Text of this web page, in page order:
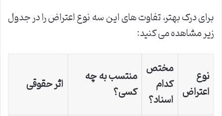
برای درک بهتر، تفاوت های این سه نوع اعتراض را در جدول
زیر مشاهده می کنید:
نوع
اعتراض
مختص
کدام
اسناد؟
منتسب به چه
کسی؟
اثر حقوقی